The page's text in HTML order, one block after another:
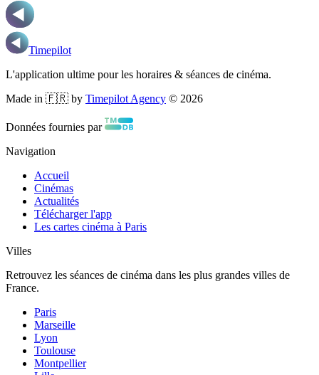
Timepilot
L'application ultime pour les horaires & séances de cinéma.
Made in 🇫🇷 by Timepilot Agency © 2026
Données fournies par
Navigation
Accueil
Cinémas
Actualités
Télécharger l'app
Les cartes cinéma à Paris
Villes
Retrouvez les séances de cinéma dans les plus grandes villes de
France.
Paris
Marseille
Lyon
Toulouse
Montpellier